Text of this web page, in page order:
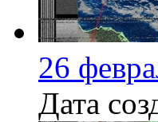
26
Дата